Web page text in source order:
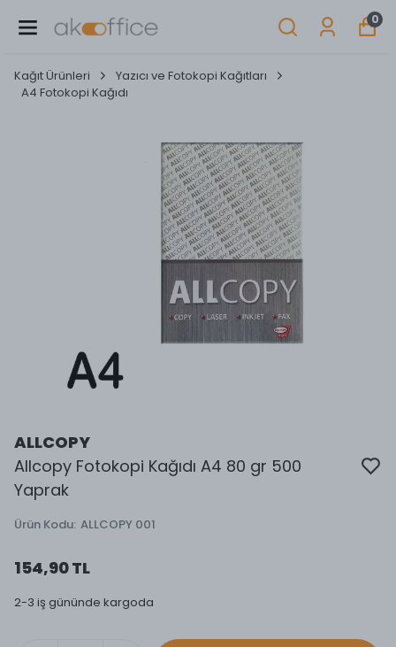
0
Kağıt Ürünleri
Yazıcı ve Fotokopi Kağıtları
A4 Fotokopi Kağıdı
ALLCOPY
Allcopy Fotokopi Kağıdı A4 80 gr 500
Yaprak
Ürün Kodu: ALLCOPY 001
154,90 TL
2-3 iş gününde kargoda